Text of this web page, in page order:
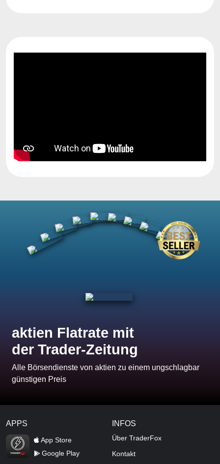
aktien Flatrate mit
der Trader-Zeitung
Alle Börsendienste von aktien zu einem ungschlagbar
günstigen Preis
APPS
TraderFox Flash
App Store
Google Play
INFOS
Über TraderFox
Kontakt